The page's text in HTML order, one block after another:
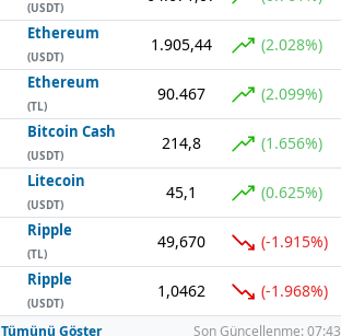
(USDT)
Ethereum
(USDT)
1.905,44 (2.028%)
Ethereum
(TL)
90.467 (2.099%)
Bitcoin Cash
(USDT)
214,8 (1.656%)
Litecoin
(USDT)
45,1 (0.625%)
Ripple
(TL)
49,670 (-1.915%)
Ripple
(USDT)
1,0462 (-1.968%)
Tümünü Göster Son Güncellenme: 07:43